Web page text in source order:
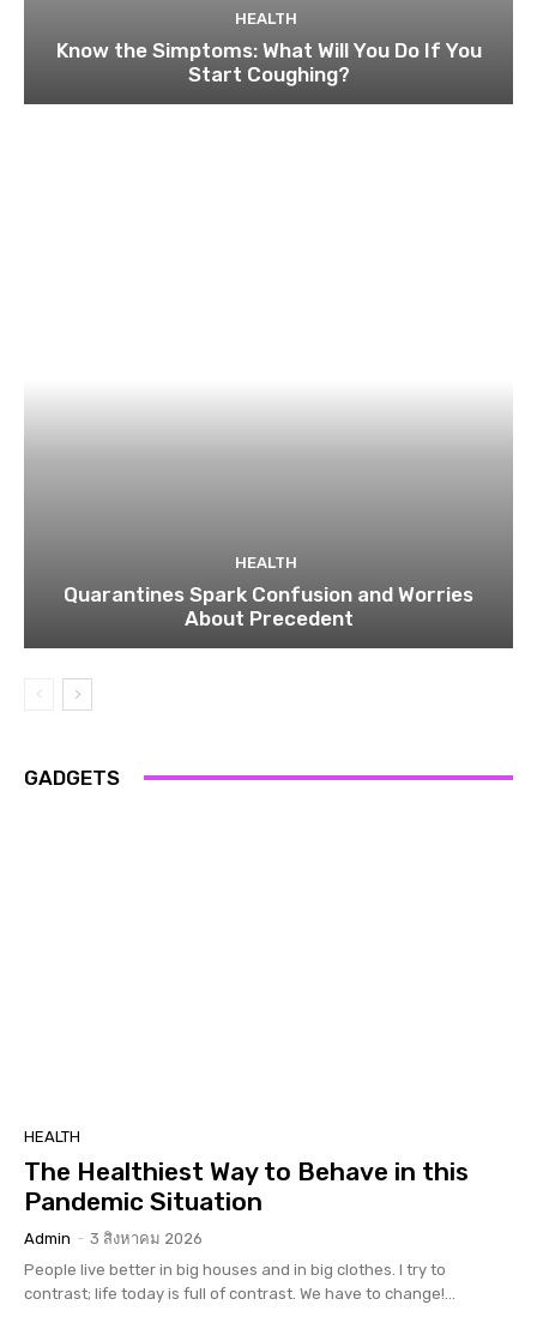
HEALTH
Know the Simptoms: What Will You Do If You
Start Coughing?
HEALTH
Quarantines Spark Confusion and Worries
About Precedent
GADGETS
HEALTH
The Healthiest Way to Behave in this
Pandemic Situation
Admin - 3 สิงหาคม 2026
People live better in big houses and in big clothes. I try to
contrast; life today is full of contrast. We have to change!...